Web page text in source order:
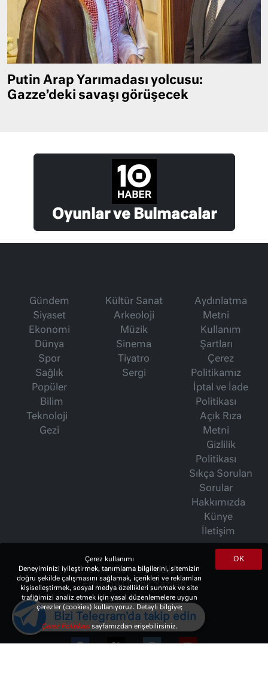
Putin Arap Yarımadası yolcusu:
Gazze’deki savaşı görüşecek
Oyunlar ve Bulmacalar
Gündem
Siyaset
Ekonomi
Dünya
Spor
Sağlık
Popüler
Bilim
Teknoloji
Gezi
Kültür Sanat
Arkeoloji
Müzik
Sinema
Tiyatro
Sergi
Aydınlatma
Metni
Kullanım
Şartları
Çerez
Politikamız
İptal ve İade
Politikası
Açık Rıza
Metni
Gizlilik
Politikası
Sıkça Sorulan
Sorular
Hakkımızda
Künye
İletişim
İsmet Berkan Yazıları
Ertuğrul Özkök Yazıları
Haftalık Gazete
OK
Çerez kullanımı
Deneyiminizi iyileştirmek, tanımlama bilgilerini, sitemizin
doğru şekilde çalışmasını sağlamak, içerikleri ve reklamları
kişiselleştirmek, sosyal medya özellikleri sunmak ve site
trafiğimizi analiz etmek için yasal düzenlemelere uygun
çerezler (cookies) kullanıyoruz. Detaylı bilgiye;
Çerez Politikasısayfamızdan erişebilirsiniz.
Bizi Telegram'da takip edin